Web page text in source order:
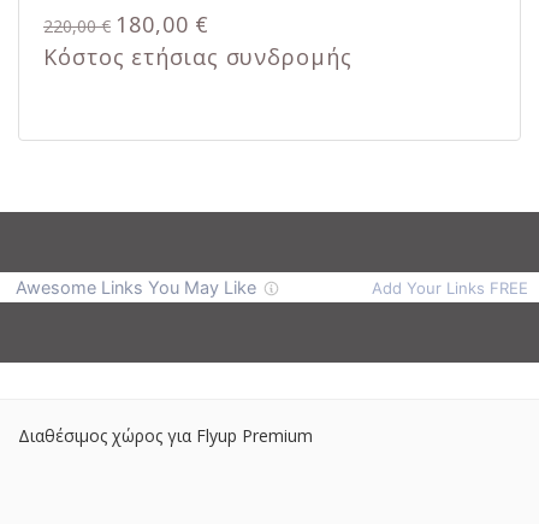
220,00 € 180,00 €
Κόστος ετήσιας συνδρομής
Διαθέσιμος χώρος για Flyup Premium